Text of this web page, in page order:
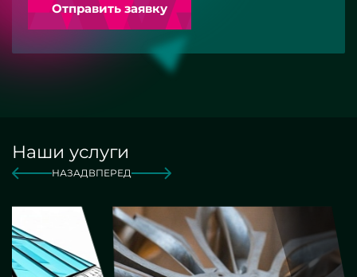
Отправить заявку
Наши услуги
НАЗАДВПЕРЕД